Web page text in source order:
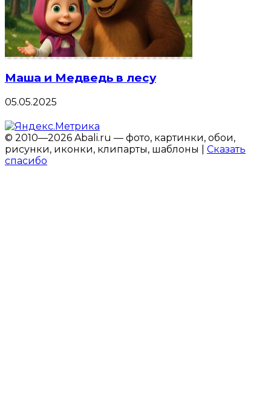
Маша и Медведь в лесу
05.05.2025
© 2010—2026 Abali.ru — фото, картинки, обои,
рисунки, иконки, клипарты, шаблоны | Сказать
спасибо